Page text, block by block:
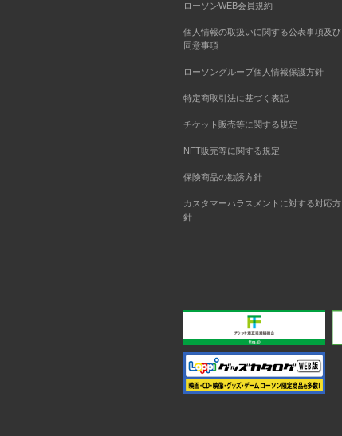
ローソンWEB会員規約
個人情報の取扱いに関する公表事項及び
同意事項
ローソングループ個人情報保護方針
特定商取引法に基づく表記
チケット販売等に関する規定
NFT販売等に関する規定
保険商品の勧誘方針
カスタマーハラスメントに対する対応方
針